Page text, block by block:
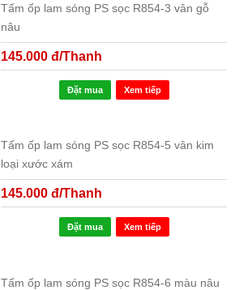
Tấm ốp lam sóng PS sọc R854-3 vân gỗ
nâu
145.000 đ/Thanh
Đặt mua Xem tiếp
Tấm ốp lam sóng PS sọc R854-5 vân kim
loại xước xám
145.000 đ/Thanh
Đặt mua Xem tiếp
Tấm ốp lam sóng PS sọc R854-6 màu nâu